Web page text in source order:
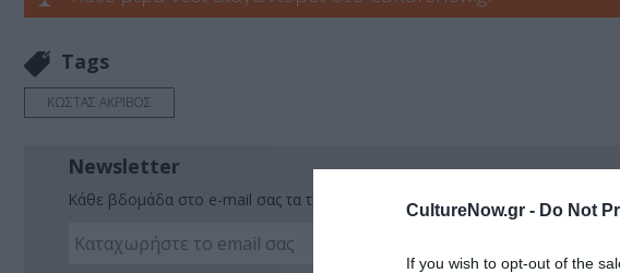
CultureNow.gr - Do Not
If you wish to opt-out of the
Tags
ΚΩΣΤΑΣ ΑΚΡΙΒΟΣ
Newsletter
Κάθε βδομάδα στο e-mail σας τα τελευταία νέα για την Τέχνη και τον